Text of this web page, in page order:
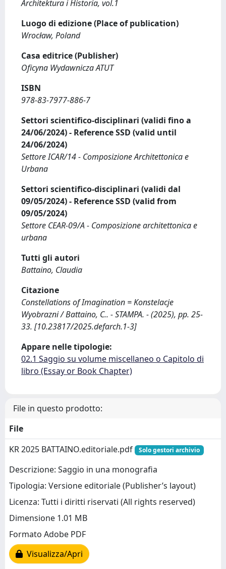
Architektura i Historia, vol.1
Luogo di edizione (Place of publication)
Wrocław, Poland
Casa editrice (Publisher)
Oficyna Wydawnicza ATUT
ISBN
978-83-7977-886-7
Settori scientifico-disciplinari (validi fino a
24/06/2024) - Reference SSD (valid until
24/06/2024)
Settore ICAR/14 - Composizione Architettonica e
Urbana
Settori scientifico-disciplinari (validi dal
09/05/2024) - Reference SSD (valid from
09/05/2024)
Settore CEAR-09/A - Composizione architettonica e
urbana
Tutti gli autori
Battaino, Claudia
Citazione
Constellations of Imagination = Konstelacje
Wyobrazni / Battaino, C.. - STAMPA. - (2025), pp. 25-
33. [10.23817/2025.defarch.1-3]
Appare nelle tipologie:
02.1 Saggio su volume miscellaneo o Capitolo di
libro (Essay or Book Chapter)
File in questo prodotto:
File
KR 2025 BATTAINO.editoriale.pdf
Solo gestori archivio
Descrizione: Saggio in una monografia
Tipologia: Versione editoriale (Publisher’s layout)
Licenza: Tutti i diritti riservati (All rights reserved)
Dimensione 1.01 MB
Formato Adobe PDF
Visualizza/Apri